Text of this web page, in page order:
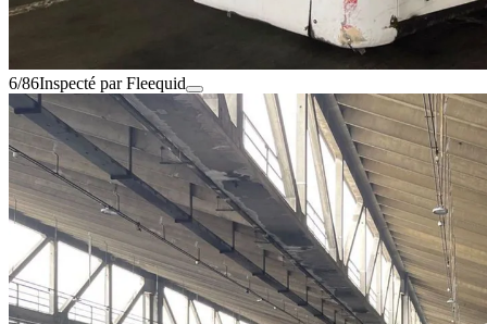
6/86Inspecté par Fleequid